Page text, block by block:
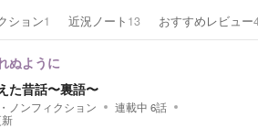
ション1 近況ノート 13 おすすめレビュー
ぬように
た昔話〜裏語〜
ノンフィクション 連載中 6話